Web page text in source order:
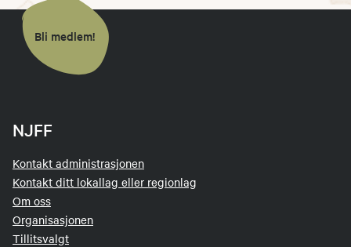
Bli medlem!
NJFF
Kontakt administrasjonen
Kontakt ditt lokallag eller regionlag
Om oss
Organisasjonen
Tillitsvalgt